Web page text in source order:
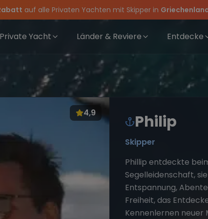
für Deinen Törn! 👉 Zum Crewshop
mehr Sowie20€ Rabatt auf deinen ersten Törn!
die Törns, die Crew und die besten Geschichten des
Private Yacht Länder & Reviere Entdecke
4,9 Philip
Skipper
Phillip entdeckte
Segelleidenschaft,
Entspannung,
Freiheit, das
Kennenlernen neuer